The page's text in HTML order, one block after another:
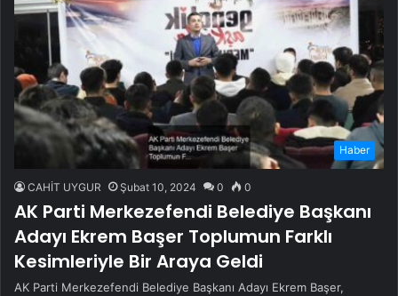
Haber
CAHİT UYGUR Şubat 10, 2024 0 0
AK Parti Merkezefendi Belediye Başkanı
Adayı Ekrem Başer Toplumun Farklı
Kesimleriyle Bir Araya Geldi
AK Parti Merkezefendi Belediye Başkanı Adayı Ekrem Başer,